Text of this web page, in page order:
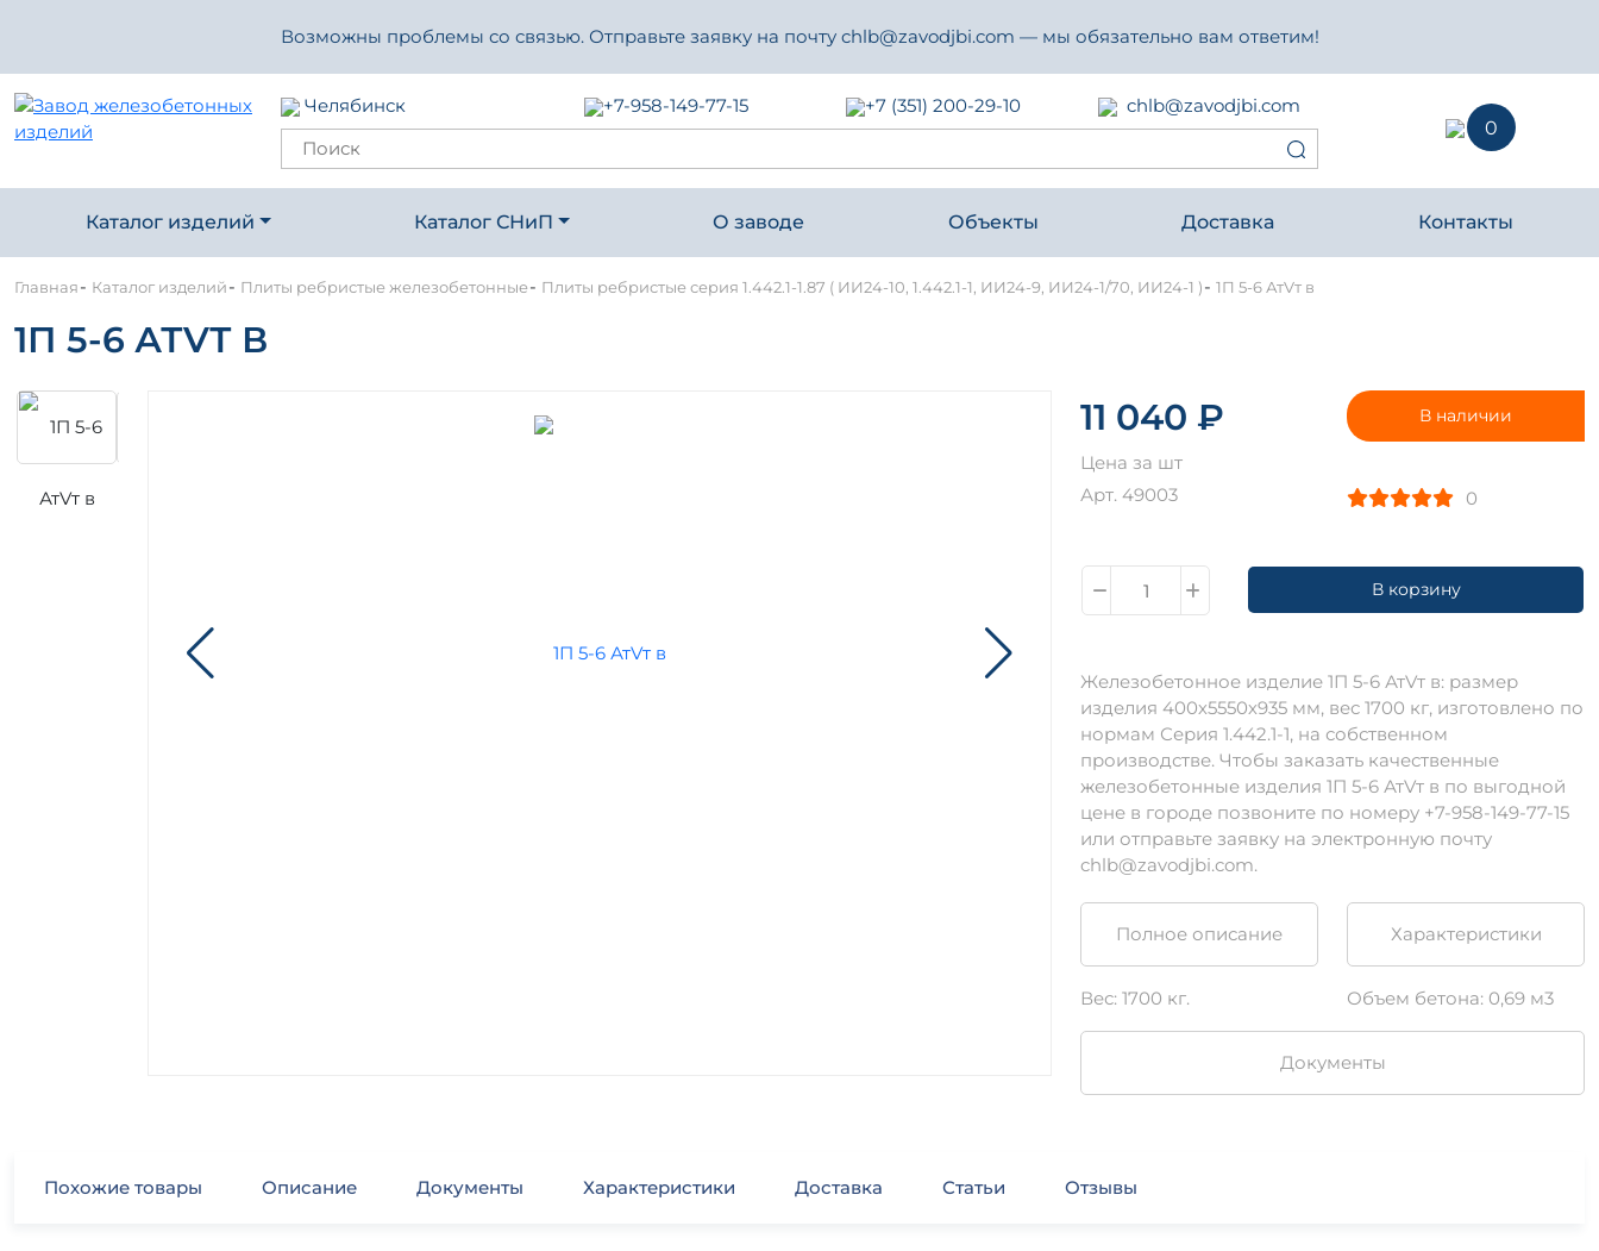
Возможны проблемы со связью. Отправьте заявку на почту chlb@zavodjbi.com — мы обязательно вам ответим!
Челябинск +7-958-149-77-15 +7 (351) 200-29-10
chlb@zavodjbi.com
0
Каталог изделий Каталог СНиП О заводе Объекты Доставка Контакты
Главная- Каталог изделий- Плиты ребристые железобетонные- Плиты ребристые серия 1.442.1-1.87 ( ИИ24-10, 1.442.1-1, ИИ24-9, ИИ24-1/70, ИИ24-1 )- 1П 5-6 АтVт в
1П 5-6 АТVТ В
11 040 ₽
Цена за шт
Арт. 49003
В наличии
0
В корзину
Железобетонное изделие 1П 5-6 АтVт в: размер
изделия 400х5550х935 мм, вес 1700 кг, изготовлено по
нормам Серия 1.442.1-1, на собственном
производстве. Чтобы заказать качественные
железобетонные изделия 1П 5-6 АтVт в по выгодной
цене в городе позвоните по номеру +7-958-149-77-15
или отправьте заявку на электронную почту
chlb@zavodjbi.com.
Полное описание Характеристики
Вес: 1700 кг. Объем бетона: 0,69 м3
Документы
Похожие товары Описание Документы Характеристики Доставка Статьи Отзывы